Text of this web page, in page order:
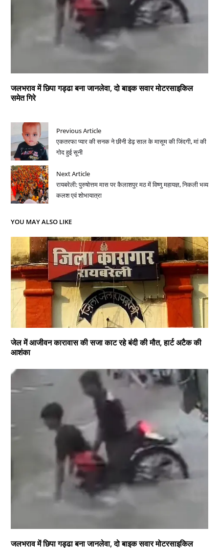
जलभराव में छिपा गड्ढा बना जानलेवा, दो बाइक सवार मोटरसाइकिल
समेत गिरे
Previous Article
एकतरफा प्यार की सनक ने छीनी डेढ़ साल के मासूम की जिंदगी, मां की
गोद हुई सूनी
Next Article
रायबरेली: पुरुषोत्तम मास पर कैलाशपुर मठ में विष्णु महायज्ञ, निकली भव्य
कलश एवं शोभायात्रा
YOU MAY ALSO LIKE
जेल में आजीवन कारावास की सजा काट रहे बंदी की मौत, हार्ट अटैक की
आशंका
जलभराव में छिपा गड्ढा बना जानलेवा, दो बाइक सवार मोटरसाइकिल